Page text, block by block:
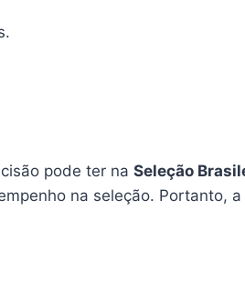
pode ter na Seleção
na seleção. Portanto,